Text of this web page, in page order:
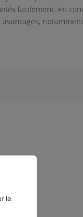
facilement. En
le